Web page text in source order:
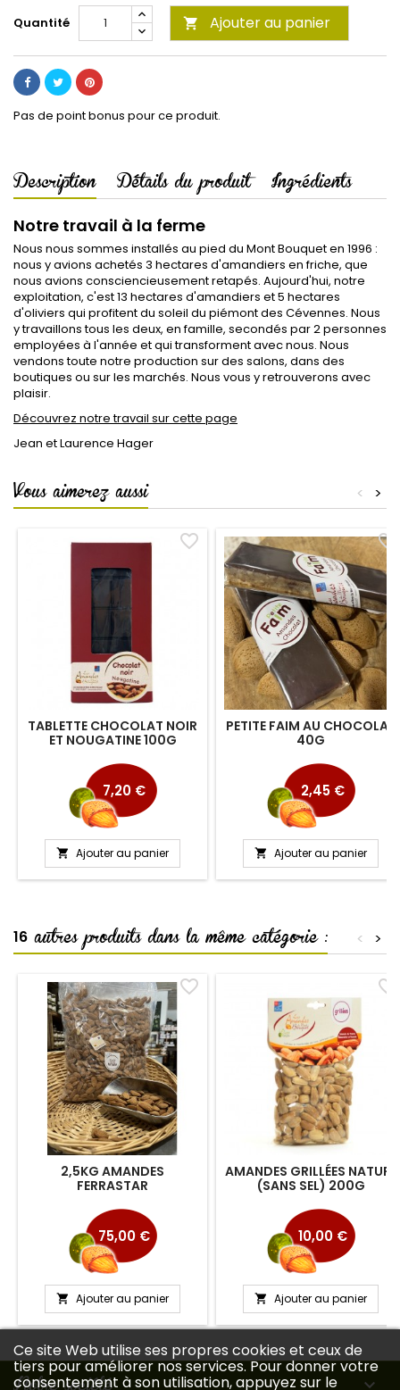
Quantité  Ajouter au panier
Pas de point bonus pour ce produit.
Description Détails du produit Ingrédients
Notre travail à la ferme
Nous nous sommes installés au pied du Mont Bouquet en 1996 :
nous y avions achetés 3 hectares d'amandiers en friche, que
nous avions consciencieusement retapés. Aujourd'hui, notre
exploitation, c'est 13 hectares d'amandiers et 5 hectares
d'oliviers qui profitent du soleil du piémont des Cévennes. Nous
y travaillons tous les deux, en famille, secondés par 2 personnes
employées à l'année et qui transforment avec nous. Nous
vendons toute notre production sur des salons, dans des
boutiques ou sur les marchés. Nous vous y retrouverons avec
plaisir.
Découvrez notre travail sur cette page
Jean et Laurence Hager
Vous aimerez aussi >
<
TABLETTE CHOCOLAT NOIR
ET NOUGATINE 100G
7,20 €
 Ajouter au panier
favorite_border
PETITE FAIM AU CHOCOLAT
40G
2,45 €
 Ajouter au panier
favorite_border
16 autres produits dans la même catégorie : >
<
2,5KG AMANDES
FERRASTAR
75,00 €
 Ajouter au panier
favorite_border
AMANDES GRILLÉES NATURE
(SANS SEL) 200G
10,00 €
 Ajouter au panier
favorite_border
Ce site Web utilise ses propres cookies et ceux de
tiers pour améliorer nos services. Pour donner votre
consentement à son utilisation, appuyez sur le